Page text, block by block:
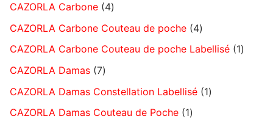
CAZORLA Carbone 4
CAZORLA Carbone Couteau de poche 4
CAZORLA Carbone Couteau de poche Labellisé 1
CAZORLA Damas 7
CAZORLA Damas Constellation Labellisé 1
CAZORLA Damas Couteau de Poche 1